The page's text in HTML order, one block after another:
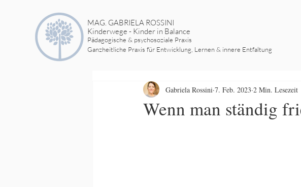
MAG. GABRIELA ROSSINI
Kinderwege - Kinder in Balance
Pädagogische & psychosoziale Praxis
Ganzheitliche Praxis für Entwicklung, Lernen & innere Entfaltung
Wenn man ständig
Gabriela Rossini 7. Feb. 2023 2 Min. Lesezeit